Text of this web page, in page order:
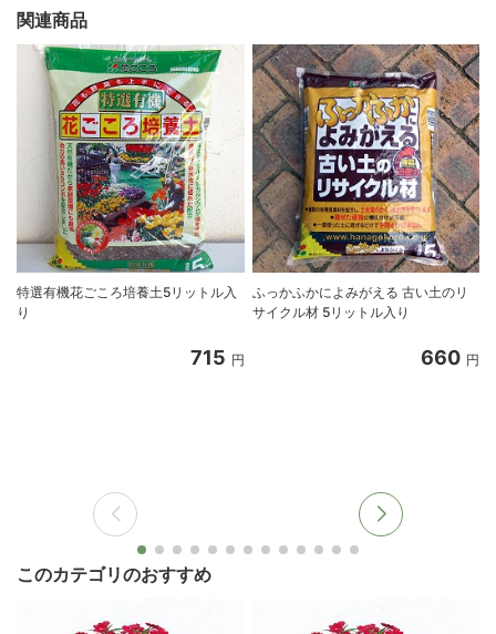
関連商品
特選有機花ごころ培養土5リットル入
り
715 円
ふっかふかによみがえる 古い土のリ
サイクル材 5リットル入り
660 円
このカテゴリのおすすめ